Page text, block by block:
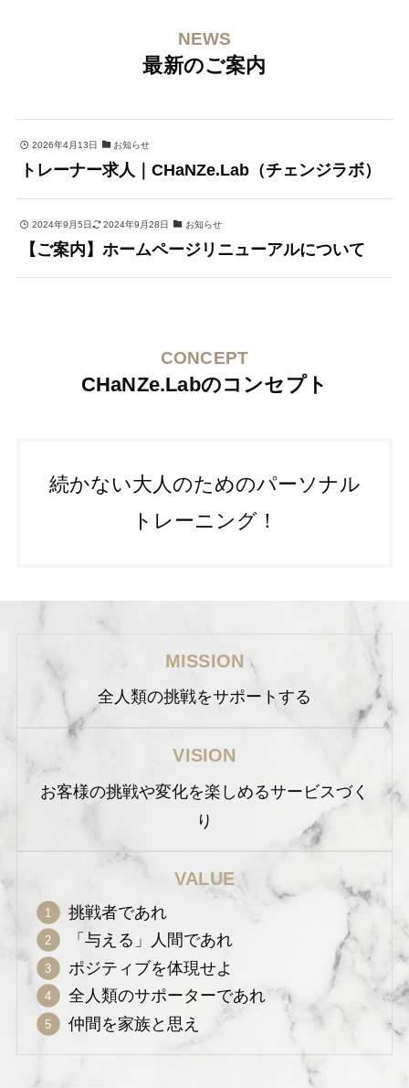
NEWS
最新のご案内
2026年4月13日 お知らせ
トレーナー求人｜CHaNZe.Lab（チェンジラボ）
2024年9月5日 2024年9月28日 お知らせ
【ご案内】ホームページリニューアルについて
CONCEPT
CHaNZe.Labのコンセプト
続かない大人のためのパーソナル
トレーニング！
MISSION
全人類の挑戦をサポートする
VISION
お客様の挑戦や変化を楽しめるサービスづく
り
VALUE
挑戦者であれ
「与える」人間であれ
ポジティブを体現せよ
全人類のサポーターであれ
仲間を家族と思え